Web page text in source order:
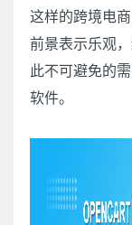
这样的跨境电
前景表示乐观
此不可避免的
软件。